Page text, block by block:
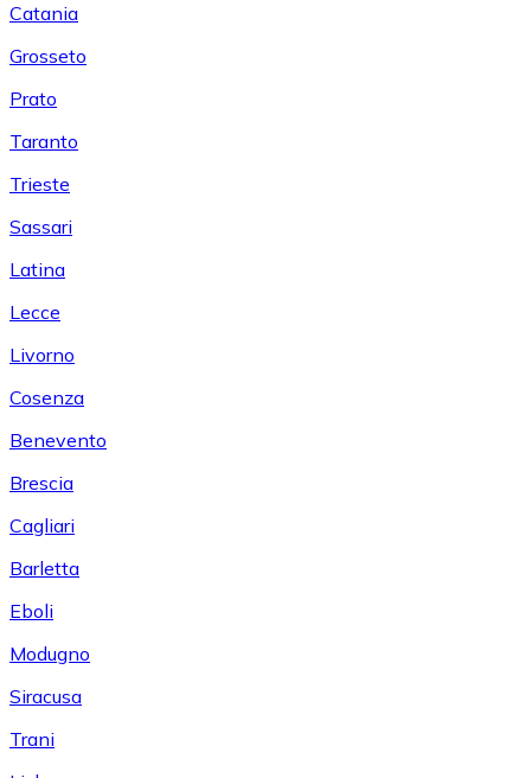
Catania
Grosseto
Prato
Taranto
Trieste
Sassari
Latina
Lecce
Livorno
Cosenza
Benevento
Brescia
Cagliari
Barletta
Eboli
Modugno
Siracusa
Trani